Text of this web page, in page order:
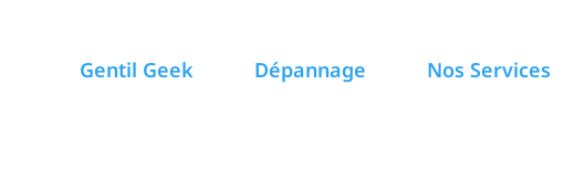
Gentil Geek Dépannage Nos Services